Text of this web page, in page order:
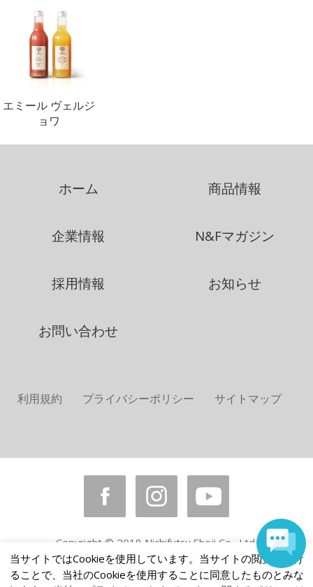
エミール ヴェルジ
ョワ
ホーム 商品情報
企業情報 N&Fマガジン
採用情報 お知らせ
お問い合わせ
利用規約 プライバシーポリシー サイトマップ
Copyright © 2018 Nichifutsu Shoji Co., Ltd.
All rights reserved.
当サイトではCookieを使用しています。当サイトの閲覧を続け
ることで、当社のCookieを使用することに同意したものとみな